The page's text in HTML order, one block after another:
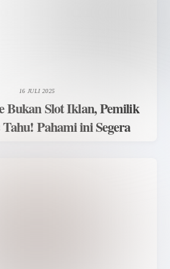
16 JULI 2025
Bukan Slot Iklan, Pemilik
Pahami ini Segera